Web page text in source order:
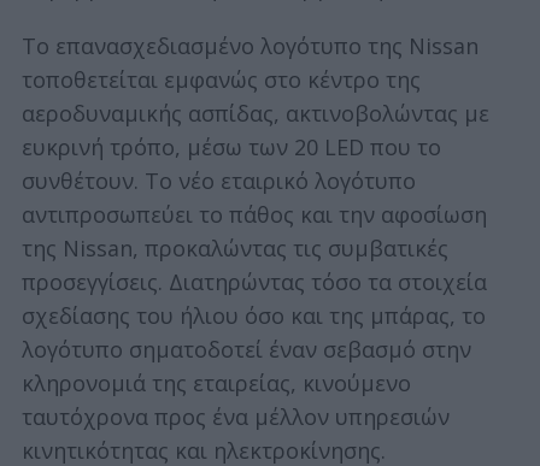
Το επανασχεδιασμένο λογότυπο της Nissan
τοποθετείται εμφανώς στο κέντρο της
αεροδυναμικής ασπίδας, ακτινοβολώντας με
ευκρινή τρόπο, μέσω των 20 LED που το
συνθέτουν. Το νέο εταιρικό λογότυπο
αντιπροσωπεύει το πάθος και την αφοσίωση
της Nissan, προκαλώντας τις συμβατικές
προσεγγίσεις. Διατηρώντας τόσο τα στοιχεία
σχεδίασης του ήλιου όσο και της μπάρας, το
λογότυπο σηματοδοτεί έναν σεβασμό στην
κληρονομιά της εταιρείας, κινούμενο
ταυτόχρονα προς ένα μέλλον υπηρεσιών
κινητικότητας και ηλεκτροκίνησης.